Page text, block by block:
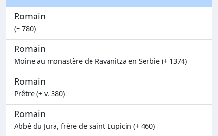
Romain
(+ 780)
Romain
Moine au monastère de Ravanitza en Serbie (+ 1374)
Romain
Prêtre (+ v. 380)
Romain
Abbé du Jura, frère de saint Lupicin (+ 460)